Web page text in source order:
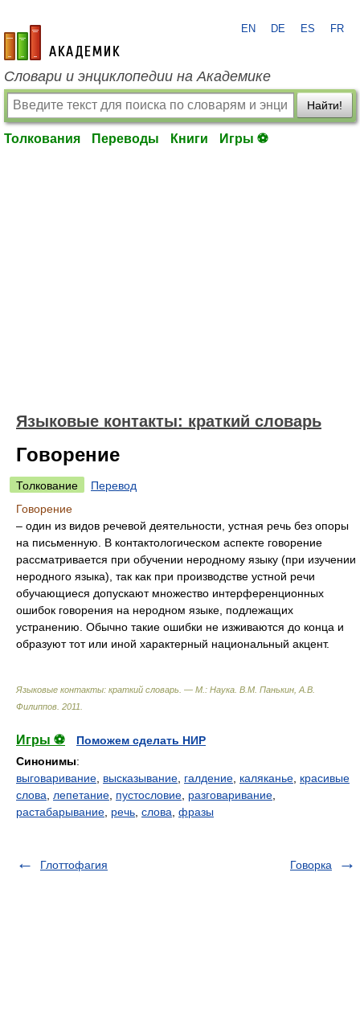
academic.ru
EN DE ES FR
Словари и энциклопедии на Академике
Найти!
Толкования Переводы Книги Игры ⚽
Языковые контакты: краткий словарь
Говорение
Толкование
Перевод
Говорение
– один из видов речевой деятельности, устная речь без опоры
на письменную. В контактологическом аспекте говорение
рассматривается при обучении неродному языку (при изучении
неродного языка), так как при производстве устной речи
обучающиеся допускают множество интерференционных
ошибок говорения на неродном языке, подлежащих
устранению. Обычно такие ошибки не изживаются до конца и
образуют тот или иной характерный национальный акцент.
Языковые контакты: краткий словарь. — М.: Наука В.М. Панькин, А.В.
Филиппов 2011
Игры ⚽
Поможем сделать НИР
Синонимы:
выговаривание высказывание галдение каляканье красивые
слова
лепетание пустословие разговаривание
растабарывание речь слова фразы
Глоттофагия Говорка